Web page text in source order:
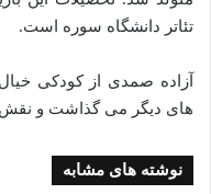
تئاتر دانشگاه سوره است.
آزاده صمدی از کودکی
های دیگر می گذاشت و نقش
نوشته های مشابه